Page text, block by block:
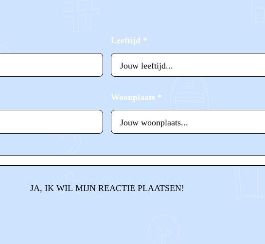
Leeftijd *
Woonplaats *
JA, IK WIL MIJN REACTIE PLAATSEN!